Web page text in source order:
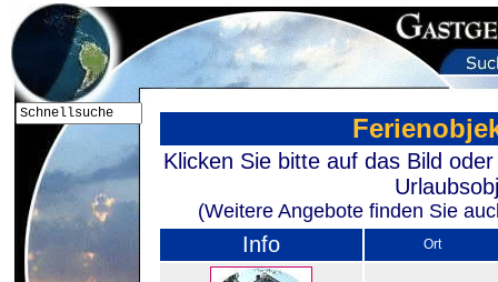
Klicken Sie bitte auf das Bild
(Weitere Angebote finden Sie
Info Ort